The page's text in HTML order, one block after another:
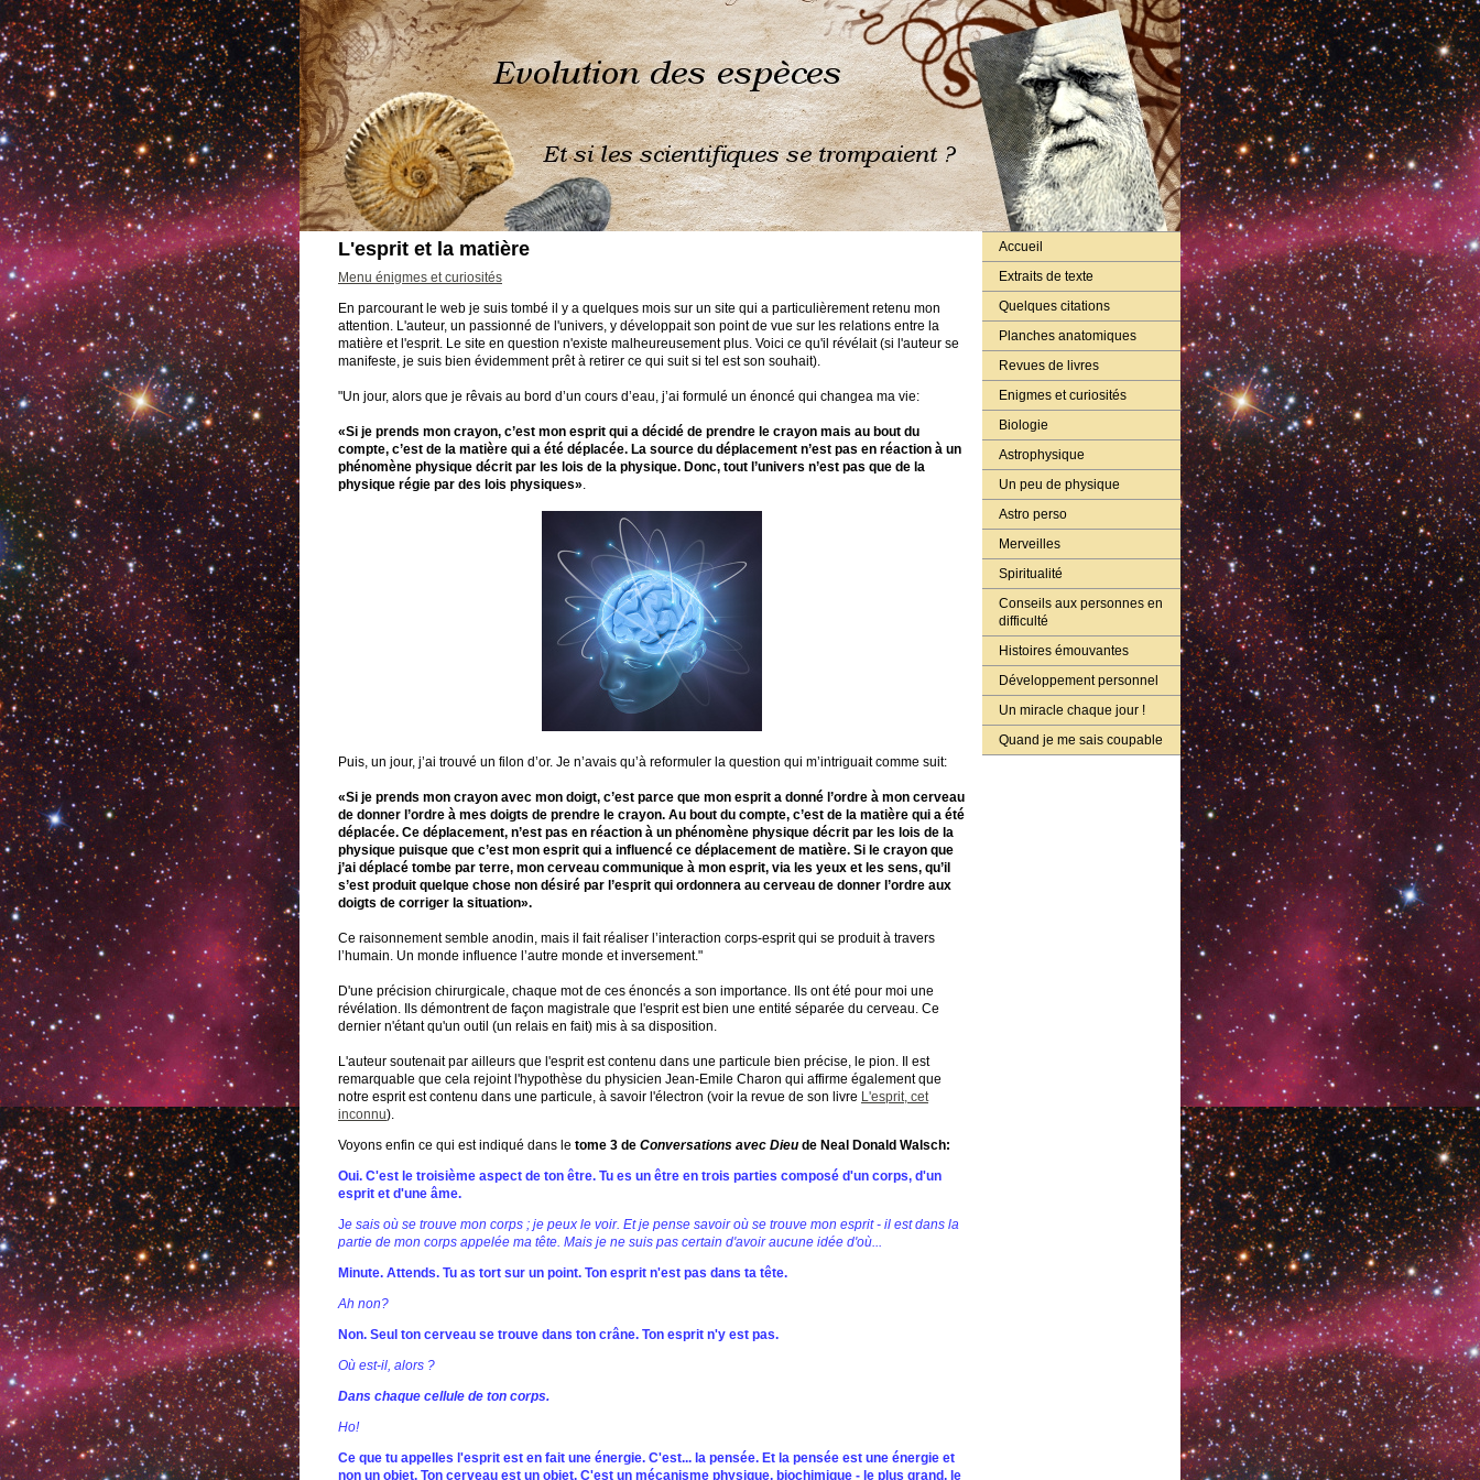
Accueil
Extraits de texte
Quelques citations
Planches anatomiques
Revues de livres
Enigmes et curiosités
Biologie
Astrophysique
Un peu de physique
Astro perso
Merveilles
Spiritualité
Conseils aux personnes en
difficulté
Histoires émouvantes
Développement personnel
Un miracle chaque jour !
Quand je me sais coupable
L'esprit et la matière
Menu énigmes et curiosités
En parcourant le web je suis tombé il y a quelques mois sur un site qui a particulièrement retenu mon
attention. L'auteur, un passionné de l'univers, y développait son point de vue sur les relations entre la
matière et l'esprit. Le site en question n'existe malheureusement plus. Voici ce qu'il révélait (si l'auteur se
manifeste, je suis bien évidemment prêt à retirer ce qui suit si tel est son souhait).
"Un jour, alors que je rêvais au bord d’un cours d’eau, j’ai formulé un énoncé qui changea ma vie:
«Si je prends mon crayon, c’est mon esprit qui a décidé de prendre le crayon mais au bout du
compte, c’est de la matière qui a été déplacée. La source du déplacement n’est pas en réaction à un
phénomène physique décrit par les lois de la physique. Donc, tout l’univers n’est pas que de la
physique régie par des lois physiques».
Puis, un jour, j’ai trouvé un filon d’or. Je n’avais qu’à reformuler la question qui m’intriguait comme suit:
«Si je prends mon crayon avec mon doigt, c’est parce que mon esprit a donné l’ordre à mon cerveau
de donner l’ordre à mes doigts de prendre le crayon. Au bout du compte, c’est de la matière qui a été
déplacée. Ce déplacement, n’est pas en réaction à un phénomène physique décrit par les lois de la
physique puisque que c’est mon esprit qui a influencé ce déplacement de matière. Si le crayon que
j’ai déplacé tombe par terre, mon cerveau communique à mon esprit, via les yeux et les sens, qu’il
s’est produit quelque chose non désiré par l’esprit qui ordonnera au cerveau de donner l’ordre aux
doigts de corriger la situation».
Ce raisonnement semble anodin, mais il fait réaliser l’interaction corps-esprit qui se produit à travers
l’humain. Un monde influence l’autre monde et inversement."
D'une précision chirurgicale, chaque mot de ces énoncés a son importance. Ils ont été pour moi une
révélation. Ils démontrent de façon magistrale que l'esprit est bien une entité séparée du cerveau. Ce
dernier n'étant qu'un outil (un relais en fait) mis à sa disposition.
L'auteur soutenait par ailleurs que l'esprit est contenu dans une particule bien précise, le pion. Il est
remarquable que cela rejoint l'hypothèse du physicien Jean-Emile Charon qui affirme également que
notre esprit est contenu dans une particule, à savoir l'électron (voir la revue de son livre L'esprit, cet
inconnu).
Voyons enfin ce qui est indiqué dans le tome 3 de Conversations avec Dieu de Neal Donald Walsch:
Oui. C'est le troisième aspect de ton être. Tu es un être en trois parties composé d'un corps, d'un
esprit et d'une âme.
Je sais où se trouve mon corps ; je peux le voir. Et je pense savoir où se trouve mon esprit - il est dans la
partie de mon corps appelée ma tête. Mais je ne suis pas certain d'avoir aucune idée d'où...
Minute. Attends. Tu as tort sur un point. Ton esprit n'est pas dans ta tête.
Ah non?
Non. Seul ton cerveau se trouve dans ton crâne. Ton esprit n'y est pas.
Où est-il, alors ?
Dans chaque cellule de ton corps.
Ho!
Ce que tu appelles l'esprit est en fait une énergie. C'est... la pensée. Et la pensée est une énergie et
non un objet. Ton cerveau est un objet. C'est un mécanisme physique, biochimique - le plus grand, le